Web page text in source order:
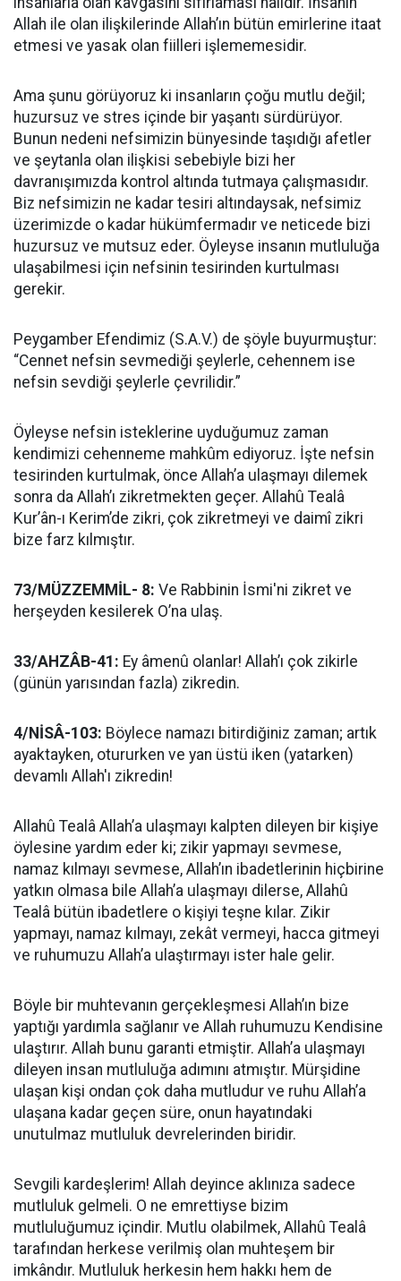
Allah ile olan ilişkilerinde Allah’ın bütün emirlerine itaat
etmesi ve yasak olan fiilleri işlememesidir.
Ama şunu görüyoruz ki insanların çoğu mutlu değil;
huzursuz ve stres içinde bir yaşantı sürdürüyor.
Bunun nedeni nefsimizin bünyesinde taşıdığı afetler
ve şeytanla olan ilişkisi sebebiyle bizi her
davranışımızda kontrol altında tutmaya çalışmasıdır.
Biz nefsimizin ne kadar tesiri altındaysak, nefsimiz
üzerimizde o kadar hükümfermadır ve neticede bizi
huzursuz ve mutsuz eder. Öyleyse insanın mutluluğa
ulaşabilmesi için nefsinin tesirinden kurtulması
gerekir.
Peygamber Efendimiz (S.A.V.) de şöyle buyurmuştur:
“Cennet nefsin sevmediği şeylerle, cehennem ise
nefsin sevdiği şeylerle çevrilidir.”
Öyleyse nefsin isteklerine uyduğumuz zaman
kendimizi cehenneme mahkûm ediyoruz. İşte nefsin
tesirinden kurtulmak, önce Allah’a ulaşmayı dilemek
sonra da Allah’ı zikretmekten geçer. Allahû Tealâ
Kur’ân-ı Kerim’de zikri, çok zikretmeyi ve daimî zikri
bize farz kılmıştır.
73/MÜZZEMMİL- 8: Ve Rabbinin İsmi'ni zikret ve
herşeyden kesilerek O’na ulaş.
33/AHZÂB-41: Ey âmenû olanlar! Allah’ı çok zikirle
(günün yarısından fazla) zikredin.
4/NİSÂ-103: Böylece namazı bitirdiğiniz zaman; artık
ayaktayken, otururken ve yan üstü iken (yatarken)
devamlı Allah'ı zikredin!
Allahû Tealâ Allah’a ulaşmayı kalpten dileyen bir kişiye
öylesine yardım eder ki; zikir yapmayı sevmese,
namaz kılmayı sevmese, Allah’ın ibadetlerinin hiçbirine
yatkın olmasa bile Allah’a ulaşmayı dilerse, Allahû
Tealâ bütün ibadetlere o kişiyi teşne kılar. Zikir
yapmayı, namaz kılmayı, zekât vermeyi, hacca gitmeyi
ve ruhumuzu Allah’a ulaştırmayı ister hale gelir.
Böyle bir muhtevanın gerçekleşmesi Allah’ın bize
yaptığı yardımla sağlanır ve Allah ruhumuzu Kendisine
ulaştırır. Allah bunu garanti etmiştir. Allah’a ulaşmayı
dileyen insan mutluluğa adımını atmıştır. Mürşidine
ulaşan kişi ondan çok daha mutludur ve ruhu Allah’a
ulaşana kadar geçen süre, onun hayatındaki
unutulmaz mutluluk devrelerinden biridir.
Sevgili kardeşlerim! Allah deyince aklınıza sadece
mutluluk gelmeli. O ne emrettiyse bizim
mutluluğumuz içindir. Mutlu olabilmek, Allahû Tealâ
tarafından herkese verilmiş olan muhteşem bir
imkândır. Mutluluk herkesin hem hakkı hem de